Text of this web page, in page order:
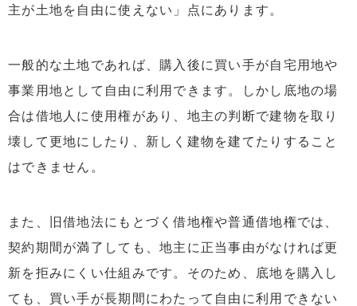
主が土地を自由に使えない」点にあります。
一般的な土地であれば、購入後に買い手が自宅用地や
事業用地として自由に利用できます。しかし底地の場
合は借地人に使用権があり、地主の判断で建物を取り
壊して更地にしたり、新しく建物を建てたりすること
はできません。
また、旧借地法にもとづく借地権や普通借地権では、
契約期間が満了しても、地主に正当事由がなければ更
新を拒みにくい仕組みです。そのため、底地を購入し
ても、買い手が長期間にわたって自由に利用できない